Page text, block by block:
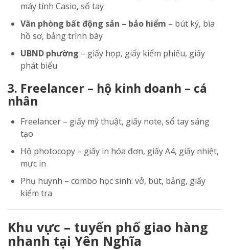
máy tính Casio, sổ tay
Văn phòng bất động sản – bảo hiểm – bút ký, bìa
hồ sơ, bảng trình bày
UBND phường – giấy họp, giấy kiểm phiếu, giấy
phát biểu
3. Freelancer – hộ kinh doanh – cá
nhân
Freelancer – giấy mỹ thuật, giấy note, sổ tay sáng
tạo
Hộ photocopy – giấy in hóa đơn, giấy A4, giấy nhiệt,
mực in
Phụ huynh – combo học sinh: vở, bút, bảng, giấy
kiểm tra
Khu vực – tuyến phố giao hàng
nhanh tại Yên Nghĩa